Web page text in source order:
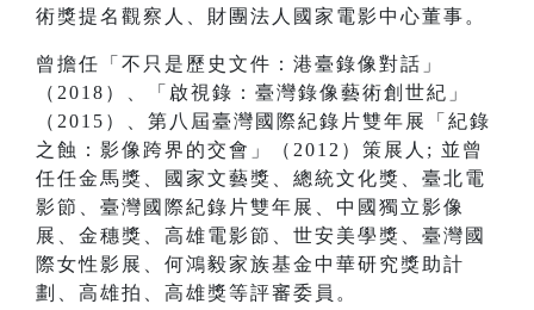
術獎提名觀察人、財團法人國家電影中心董事。
曾擔任「不只是歷史文件：港臺錄像對話」
（2018）、「啟視錄：臺灣錄像藝術創世紀」
（2015）、第八屆臺灣國際紀錄片雙年展「紀錄
之蝕：影像跨界的交會」（2012）策展人; 並曾
任任金馬獎、國家文藝獎、總統文化獎、臺北電
影節、臺灣國際紀錄片雙年展、中國獨立影像
展、金穗獎、高雄電影節、世安美學獎、臺灣國
際女性影展、何鴻毅家族基金中華研究獎助計
劃、高雄拍、高雄獎等評審委員。